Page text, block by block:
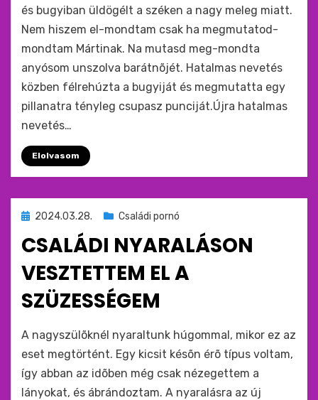
és bugyiban üldögélt a széken a nagy meleg miatt.
Nem hiszem el-mondtam csak ha megmutatod-
mondtam Mártinak. Na mutasd meg-mondta
anyósom unszolva barátnõjét. Hatalmas nevetés
közben félrehúzta a bugyiját és megmutatta egy
pillanatra tényleg csupasz punciját.Újra hatalmas
nevetés…
Elolvasom
Beküldve
:
2024.03.28. Családi pornó
CSALÁDI NYARALÁSON
VESZTETTEM EL A
SZÜZESSÉGEM
monkey
A nagyszülõknél nyaraltunk húgommal, mikor ez az
eset megtörtént. Egy kicsit késõn érõ típus voltam,
így abban az idõben még csak nézegettem a
lányokat, és ábrándoztam. A nyaralásra az új